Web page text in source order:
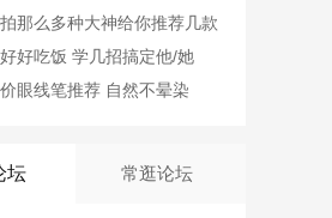
那么多种大神给你推荐几款
好吃饭 学几招搞定他/她
眼线笔推荐 自然不晕染
坛 常逛论坛